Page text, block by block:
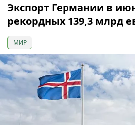
Экспорт Германии в
рекордных 139,3 млрд
МИР